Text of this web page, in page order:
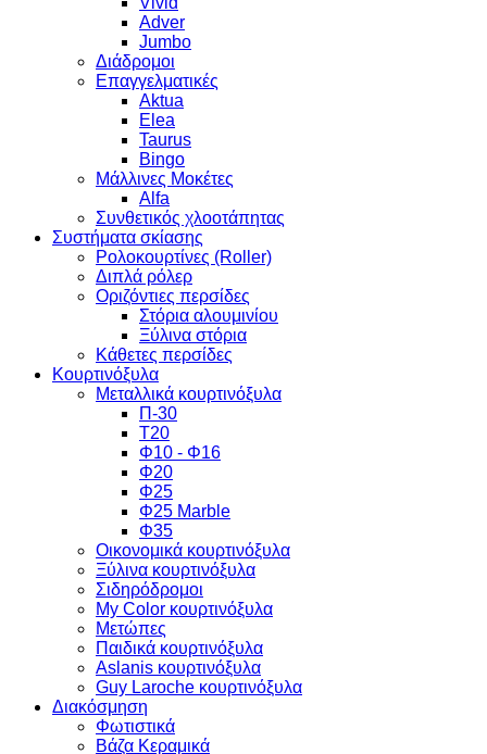
Adver
Jumbo
Διάδρομοι
Επαγγελματικές
Aktua
Elea
Taurus
Bingo
Μάλλινες Μοκέτες
Alfa
Συνθετικός χλοοτάπητας
Συστήματα σκίασης
Ρολοκουρτίνες (Roller)
Διπλά ρόλερ
Οριζόντιες περσίδες
Στόρια αλουμινίου
Ξύλινα στόρια
Κάθετες περσίδες
Κουρτινόξυλα
Μεταλλικά κουρτινόξυλα
Π-30
Τ20
Φ10 - Φ16
Φ20
Φ25
Φ25 Marble
Φ35
Οικονομικά κουρτινόξυλα
Ξύλινα κουρτινόξυλα
Σιδηρόδρομοι
My Color κουρτινόξυλα
Μετώπες
Παιδικά κουρτινόξυλα
Aslanis κουρτινόξυλα
Guy Laroche κουρτινόξυλα
Διακόσμηση
Φωτιστικά
Βάζα Κεραμικά